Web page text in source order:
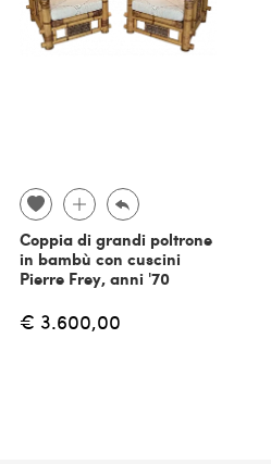
Coppia di grandi poltrone
in bambù con cuscini
Pierre Frey, anni '70
€ 3.600,00